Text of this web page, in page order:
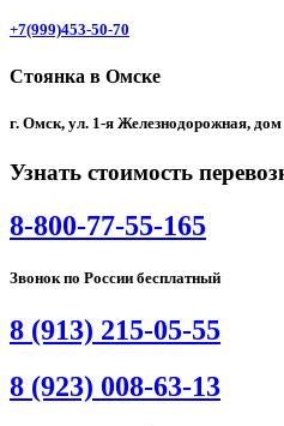
+7(999)453-50-70
Стоянка в Омске
г. Омск, ул. 1-я Железнодорожная, дом
Узнать стоимость
8-800-77-55-165
Звонок по России бесплатный
8 (913) 215-05-55
8 (923) 008-63-13